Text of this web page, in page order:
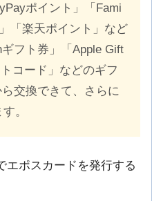
ポイント」「Fami
「楽天ポイント」など
フト券」「Apple Gift
コード」などのギフ
交換できて、さらに
。
エポスカードを発行する